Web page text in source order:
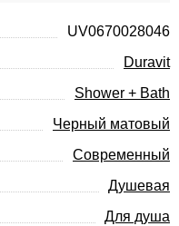
UV0670028046
Duravit
Shower + Bath
Черный матовый
Современный
Душевая
Для душа